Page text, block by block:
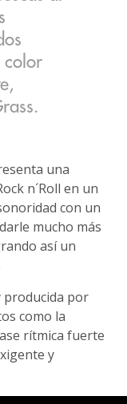
color
una
n´Roll en un
con un
mucho más
así un
producida por
como la
rítmica fuerte
y